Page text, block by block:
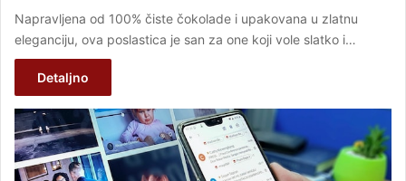
Napravljena od 100% čiste čokolade i upakovana u zlatnu
eleganciju, ova poslastica je san za one koji vole slatko i…
Detaljno